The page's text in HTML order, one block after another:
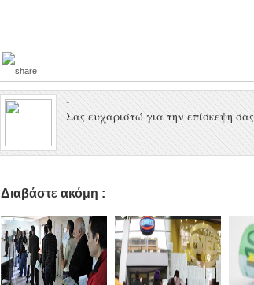
-
Σας ευχαριστώ για την επίσκεψη
Διαβάστε ακόμη :